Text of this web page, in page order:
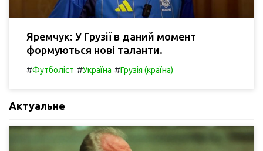
Яремчук: У Грузії в даний момент
формуються нові таланти.
#Футболіст #Україна #Грузія (країна)
Актуальне